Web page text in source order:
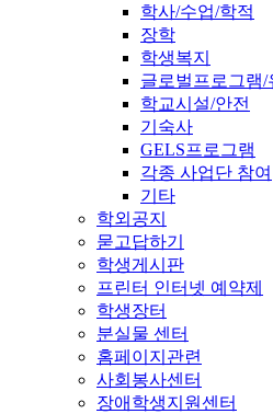
학사/수업/학적
장학
학생복지
글로벌프로그램/
학교시설/안전
기숙사
GELS프로그램
각종 사업단 참여
기타
학외공지
묻고답하기
학생게시판
프린터 인터넷 예약제
학생장터
분실물 센터
홈페이지관련
사회봉사센터
장애학생지원센터